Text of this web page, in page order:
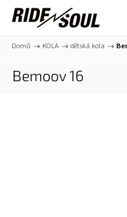
Domů / KOLA / dětská kola /
Bemoov 16